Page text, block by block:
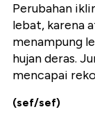
Perubahan
lebat, karena
menampung
hujan deras.
mencapai
(sef/sef)